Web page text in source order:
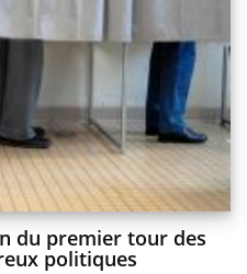
du premier tour des
politiques